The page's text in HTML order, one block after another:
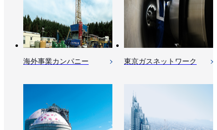
海外事業カンパニー 東京ガスネットワーク